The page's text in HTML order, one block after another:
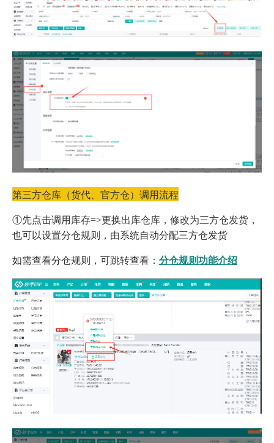
第三方仓库（货代、官方仓）调用流程
①先点击调用库存=>更换出库仓库，修改为三方仓发货，
也可以设置分仓规则，由系统自动分配三方仓发货
如需查看分仓规则，可跳转查看： 分仓规则功能介绍